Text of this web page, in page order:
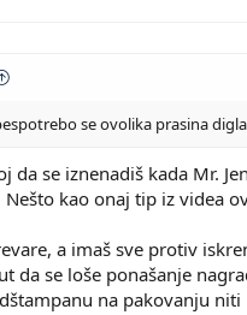
se ovolika prasina digla
da se iznenadiš kada Mr.
kao onaj tip iz videa
a imaš sve protiv
da se loše ponašanje
na pakovanju